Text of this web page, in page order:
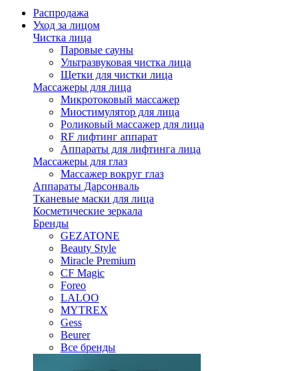
Распродажа
Уход за лицом
Чистка лица
Паровые сауны
Ультразвуковая чистка лица
Щетки для чистки лица
Массажеры для лица
Микротоковый массажер
Миостимулятор для лица
Роликовый массажер для лица
RF лифтинг аппарат
Аппараты для лифтинга лица
Массажеры для глаз
Массажер вокруг глаз
Аппараты Дарсонваль
Тканевые маски для лица
Косметические зеркала
Бренды
GEZATONE
Beauty Style
Miracle Premium
CF Magic
Foreo
LALOO
MYTREX
Gess
Beurer
Все бренды